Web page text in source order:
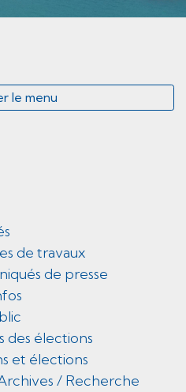
le menu
de travaux
de presse
des élections
et élections
/ Recherche